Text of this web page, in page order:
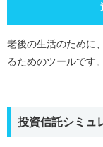
老後の生活のために
るためのツールです。
投資信託シミュ